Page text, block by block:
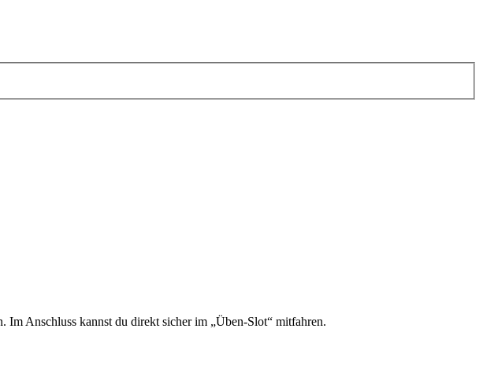
Anschluss kannst du direkt sicher im „Üben-Slot“ mitfahren.